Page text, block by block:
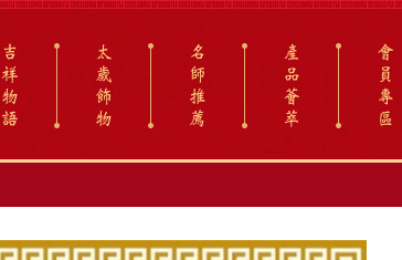
吉
祥
物
語
太
歲
飾
物
名
師
推
薦
產
品
薈
萃
會
員
專
區